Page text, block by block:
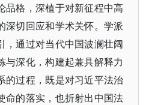
品格，深植于对新征程中高
深切回应和学术关怀。学派
，通过对当代中国波澜壮阔
与深化，构建起兼具解释力
的过程，既是对习近平法治
命的落实，也折射出中国法